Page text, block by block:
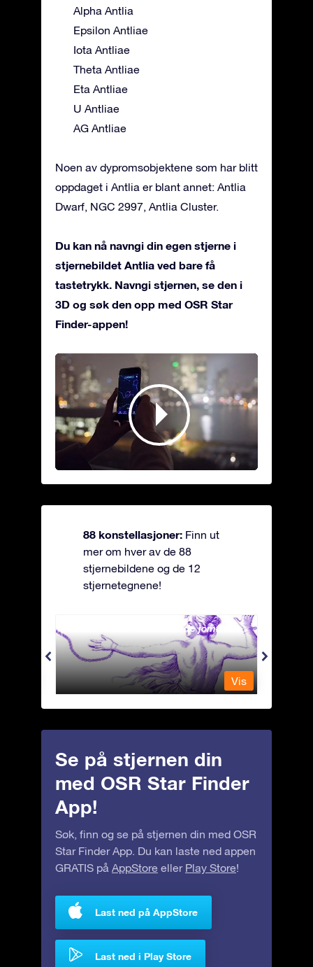
Alpha Antlia
Epsilon Antliae
Iota Antliae
Theta Antliae
Eta Antliae
U Antliae
AG Antliae
Noen av dypromsobjektene som har blitt
oppdaget i Antlia er blant annet: Antlia
Dwarf, NGC 2997, Antlia Cluster.
Du kan nå navngi din egen stjerne i
stjernebildet Antlia ved bare få
tastetrykk. Navngi stjernen, se den i
3D og søk den opp med OSR Star
Finder-appen!
88 konstellasjoner: Finn ut
mer om hver av de 88
stjernebildene og de 12
stjernetegnene!
Andromeda - Den lenkede jomfrua
Vis
Se på stjernen din
med OSR Star Finder
App!
Søk, finn og se på stjernen din med OSR
Star Finder App. Du kan laste ned appen
GRATIS på AppStore eller Play Store!
Last ned på AppStore
Last ned i Play Store